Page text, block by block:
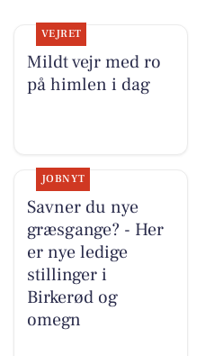
VEJRET
Mildt vejr med ro
på himlen i dag
JOBNYT
Savner du nye
græsgange? - Her
er nye ledige
stillinger i
Birkerød og
omegn